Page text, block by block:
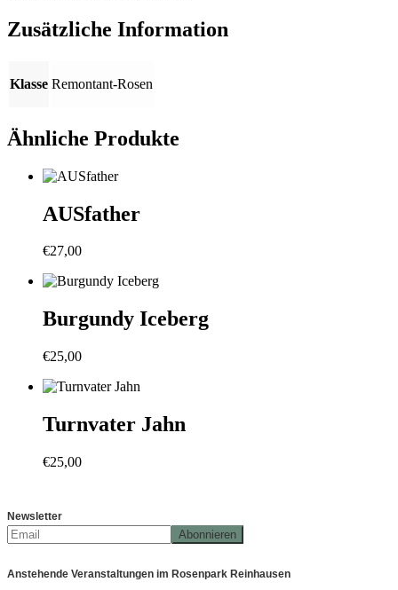
Zusätzliche Information
Klasse Remontant-Rosen
Ähnliche Produkte
AUSfather
€27,00
Burgundy Iceberg
€25,00
Turnvater Jahn
€25,00
Newsletter
Anstehende Veranstaltungen im Rosenpark Reinhausen